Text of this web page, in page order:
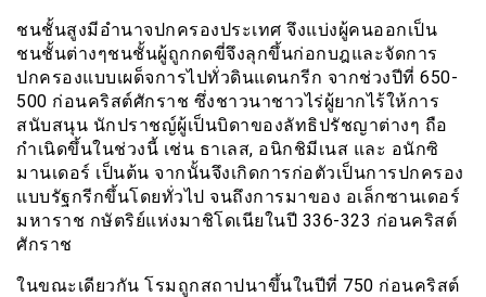
ชนชั้นสูงมีอำนาจปกครองประเทศ จึงแบ่งผู้คนออกเป็น
ชนชั้นต่างๆชนชั้นผู้ถูกกดขี่จึงลุกขึ้นก่อกบฎและจัดการ
ปกครองแบบเผด็จการไปทั่วดินแดนกรีก จากช่วงปีที่ 650-
500 ก่อนคริสต์ศักราช ซึ่งชาวนาชาวไร่ผู้ยากไร้ให้การ
สนับสนุน นักปราชญ์ผู้เป็นบิดาของลัทธิปรัชญาต่างๆ ถือ
กำเนิดขึ้นในช่วงนี้ เช่น ธาเลส, อนิกชิมีเนส และ อนักซิ
มานเดอร์ เป็นต้น จากนั้นจึงเกิดการก่อตัวเป็นการปกครอง
แบบรัฐกรีกขึ้นโดยทั่วไป จนถึงการมาของ อเล็กซานเดอร์
มหาราช กษัตริย์แห่งมาชิโดเนียในปี 336-323 ก่อนคริสต์
ศักราช
ในขณะเดียวกัน โรมถูกสถาปนาขึ้นในปีที่ 750 ก่อนคริสต์